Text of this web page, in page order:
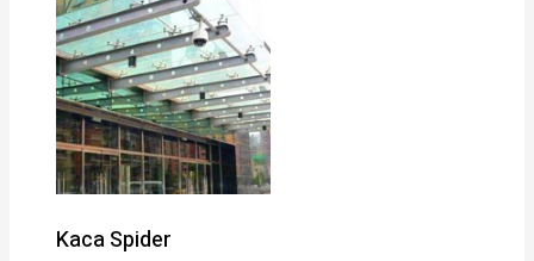
Kaca Spider